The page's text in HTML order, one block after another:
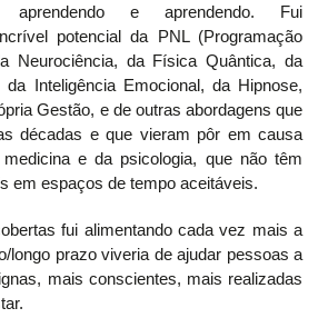
aprendendo e aprendendo. Fui
potencial da PNL (Programação
Neurociência, da Física Quântica, da
da Inteligência Emocional, da Hipnose,
Gestão, e de outras abordagens que
décadas e que vieram pôr em causa
e da psicologia, que não têm
em espaços de tempo aceitáveis.
fui alimentando cada vez mais a
longo prazo viveria de ajudar pessoas a
mais conscientes, mais realizadas